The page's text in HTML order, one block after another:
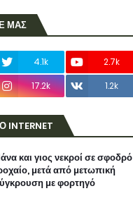
ΜΑΣ
4.1k
2.7k
17.2k 1.2k
και γιος νεκροί σε σφοδρό
μετά από μετωπική
με φορτηγό